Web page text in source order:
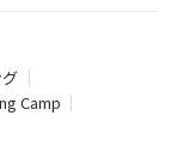
Camp